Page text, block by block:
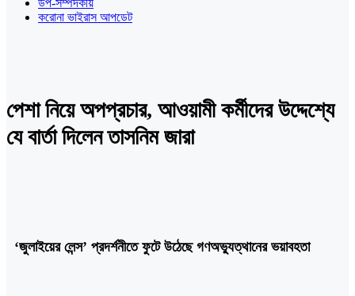
উপ-সম্পদকীয়
করোনা ভাইরাস আপডেট
পেশা নিয়ে অপপ্রচার, আওয়ামী কর্মীদের উদ্দেশ্যে
যে বার্তা দিলেন তাসনিম জারা
‘জুলাইয়ের লেন্স’ প্রদর্শনীতে ফুটে উঠেছে গণঅভ্যুত্থানের ভয়াবহতা